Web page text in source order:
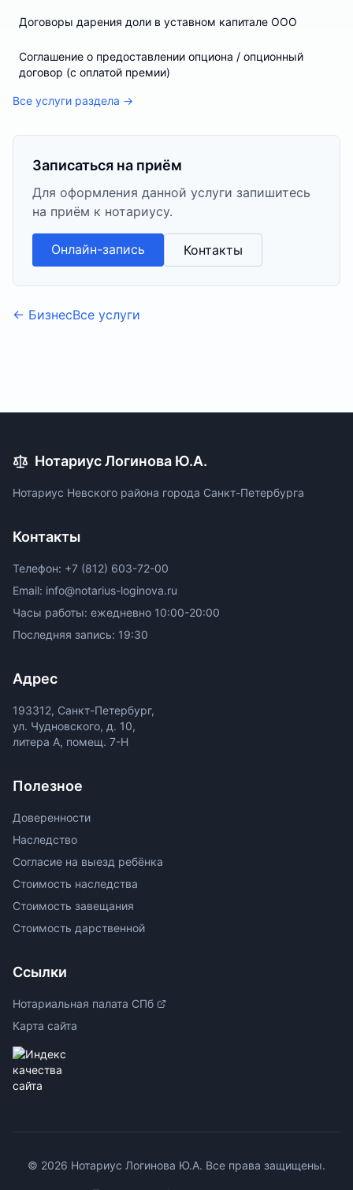
Договоры дарения доли в уставном капитале ООО
Соглашение о предоставлении опциона / опционный
договор (с оплатой премии)
Все услуги раздела →
Записаться на приём
Для оформления данной услуги запишитесь
на приём к нотариусу.
Онлайн-запись Контакты
← БизнесВсе услуги
Нотариус Логинова Ю.А.
Нотариус Невского района города Санкт-Петербурга
Контакты
Телефон: +7 (812) 603-72-00
Email: info@notarius-loginova.ru
Часы работы: ежедневно 10:00-20:00
Последняя запись: 19:30
Адрес
193312, Санкт-Петербург,
ул. Чудновского, д. 10,
литера А, помещ. 7-Н
Полезное
Доверенности
Наследство
Согласие на выезд ребёнка
Стоимость наследства
Стоимость завещания
Стоимость дарственной
Ссылки
Нотариальная палата СПб
Карта сайта
© 2026 Нотариус Логинова Ю.А. Все права защищены.